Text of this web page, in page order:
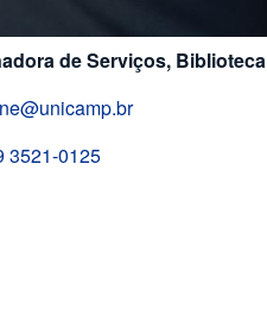
de Serviços, Biblioteca
3521-0125